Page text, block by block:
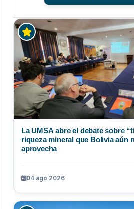
La UMSA abre el debate sobre
riqueza mineral que Bolivia aún
aprovecha
04 ago 2026